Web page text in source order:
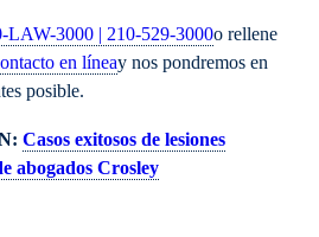
LAW-3000 | 210-529-3000o rellene
en líneay nos pondremos en
posible.
Casos exitosos de lesiones
abogados Crosley